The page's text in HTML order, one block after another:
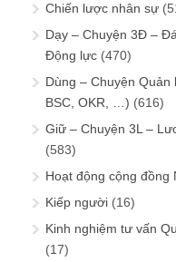
Chiến lược nhân sự
Dạy – Chuyện 3Đ –
Động lực (470)
Dùng – Chuyện Quản
BSC, OKR, …) (616)
Giữ – Chuyện 3L –
(583)
Hoạt động cộng đồng
Kiếp người (16)
Kinh nghiệm tư vấn
(17)